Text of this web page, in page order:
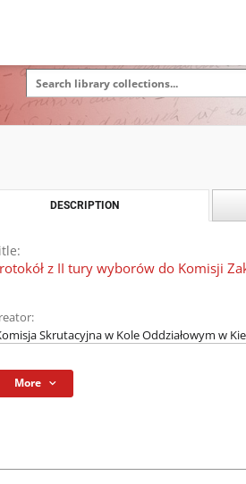
DESCRIPTION
z II tury wyborów do Komisji
Skrutacyjna w Kole Oddziałowym w
More